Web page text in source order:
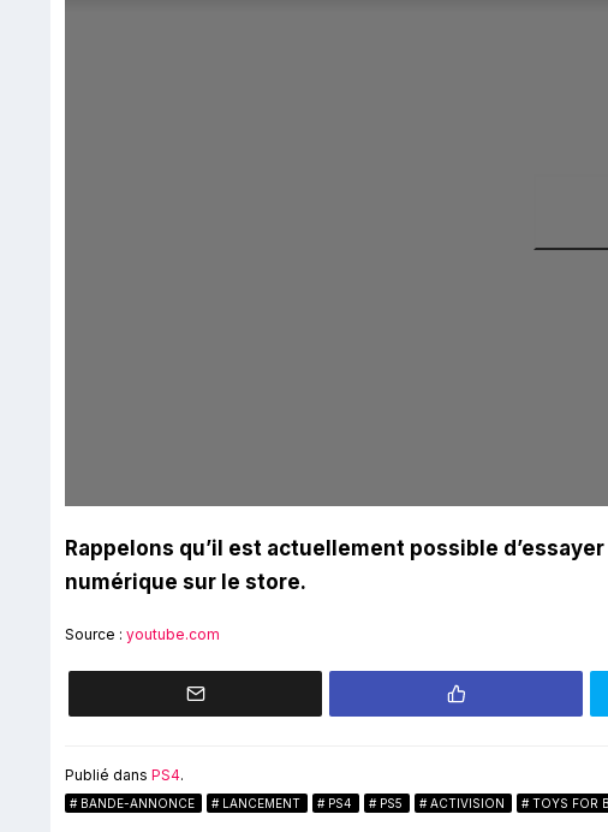
Rappelons qu’il est actuellement possible
numérique sur le store.
Source : youtube.com
Publié dans PS4.
BANDE-ANNONCE LANCEMENT PS4 PS5 ACTIVISION TOYS FOR